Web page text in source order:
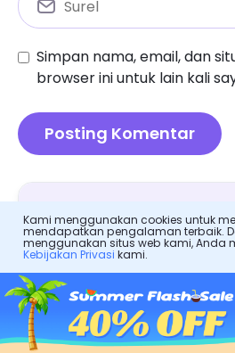
Simpan nama, email, dan
browser ini untuk lain kali
Kontrol Orang Tua Chrome:
Komprehensif untuk Keluarga
Aura Farming: Konsep, Risiko
Diketahui Orang Tua
Kami menggunakan cookies untuk
mendapatkan pengalaman terbaik.
menggunakan situs web kami, Anda
Kebijakan Privasi kami.